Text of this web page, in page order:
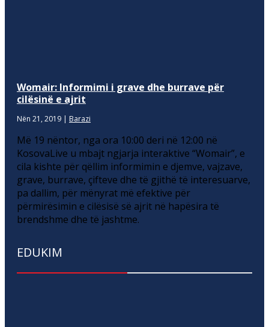
Womair: Informimi i grave dhe burrave për
cilësinë e ajrit
Nën 21, 2019 | Barazi
Më 19 nëntor, nga ora 10:00 deri në 12:00 në
KosovaLive u mbajt ngjarja interaktive “Womair”, e
cila kishte për qëllim informimin e djemve, vajzave,
grave, burrave, çifteve dhe të gjithë të interesuarve,
pa dallim, për mënyrat më efektive për
përmirësimin e cilësisë së ajrit në hapësira të
brendshme dhe të jashtme.
EDUKIM